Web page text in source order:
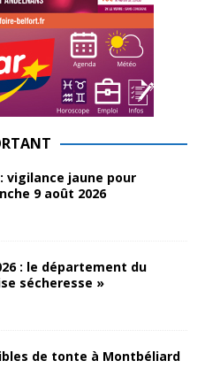
vigilance jaune pour
9 août 2026
: le département du
sécheresse »
de tonte à Montbéliard